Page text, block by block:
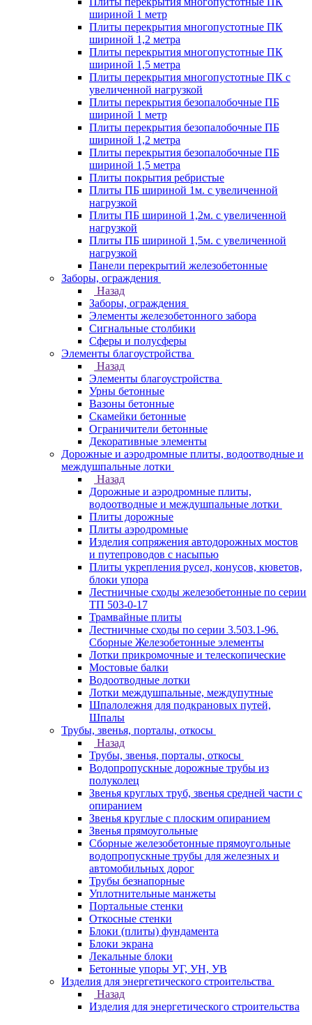
шириной 1 метр
Плиты перекрытия многопустотные ПК
шириной 1,2 метра
Плиты перекрытия многопустотные ПК
шириной 1,5 метра
Плиты перекрытия многопустотные ПК с
увеличенной нагрузкой
Плиты перекрытия безопалобочные ПБ
шириной 1 метр
Плиты перекрытия безопалобочные ПБ
шириной 1,2 метра
Плиты перекрытия безопалобочные ПБ
шириной 1,5 метра
Плиты покрытия ребристые
Плиты ПБ шириной 1м. с увеличенной
нагрузкой
Плиты ПБ шириной 1,2м. с увеличенной
нагрузкой
Плиты ПБ шириной 1,5м. с увеличенной
нагрузкой
Панели перекрытий железобетонные
Заборы, ограждения
Назад
Заборы, ограждения
Элементы железобетонного забора
Сигнальные столбики
Сферы и полусферы
Элементы благоустройства
Назад
Элементы благоустройства
Урны бетонные
Вазоны бетонные
Скамейки бетонные
Ограничители бетонные
Декоративные элементы
Дорожные и аэродромные плиты, водоотводные и
междушпальные лотки
Назад
Дорожные и аэродромные плиты,
водоотводные и междушпальные лотки
Плиты дорожные
Плиты аэродромные
Изделия сопряжения автодорожных мостов
и путепроводов с насыпью
Плиты укрепления русел, конусов, кюветов,
блоки упора
Лестничные сходы железобетонные по серии
ТП 503-0-17
Трамвайные плиты
Лестничные сходы по серии 3.503.1-96.
Сборные Железобетонные элементы
Лотки прикромочные и телескопические
Мостовые балки
Водоотводные лотки
Лотки междушпальные, междупутные
Шпалолежня для подкрановых путей,
Шпалы
Трубы, звенья, порталы, откосы
Назад
Трубы, звенья, порталы, откосы
Водопропускные дорожные трубы из
полуколец
Звенья круглых труб, звенья средней части с
опиранием
Звенья круглые с плоским опиранием
Звенья прямоугольные
Сборные железобетонные прямоугольные
водопропускные трубы для железных и
автомобильных дорог
Трубы безнапорные
Уплотнительные манжеты
Портальные стенки
Откосные стенки
Блоки (плиты) фундамента
Блоки экрана
Лекальные блоки
Бетонные упоры УГ, УН, УВ
Изделия для энергетического строительства
Назад
Изделия для энергетического строительства